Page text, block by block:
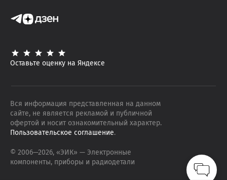
Оставьте оценку на Яндексе
Вся информация представленная на данном
сайте, не является рекламой и публичной
офертой и носит ознакомительный характер.
Пользовательское соглашение.
© 2006—2026, «ЭИК» — Электронные
компоненты, приборы и радиодетали